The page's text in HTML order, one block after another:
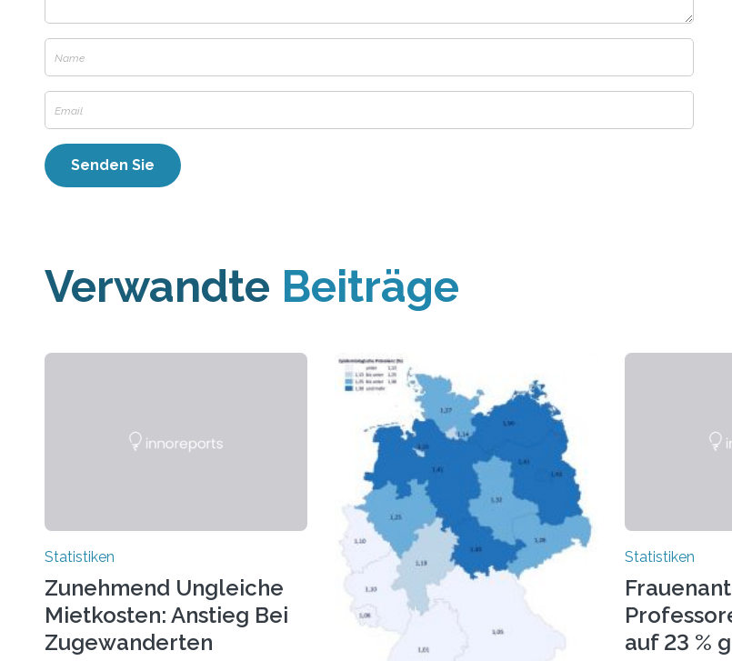
Verwandte Beiträge
Statistiken
Zunehmend Ungleiche
Mietkosten: Anstieg Bei
Zugewanderten
Statistiken
auf 23 %